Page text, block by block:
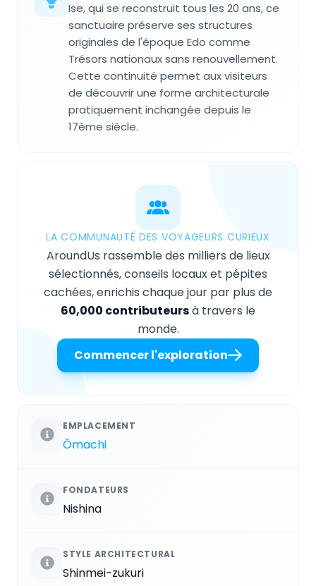
Ise, qui se reconstruit tous les 20 ans, ce
sanctuaire préserve ses structures
originales de l'époque Edo comme
Trésors nationaux sans renouvellement.
Cette continuité permet aux visiteurs
de découvrir une forme architecturale
pratiquement inchangée depuis le
17ème siècle.
LA COMMUNAUTÉ DES VOYAGEURS CURIEUX
AroundUs rassemble des milliers de lieux
sélectionnés, conseils locaux et pépites
cachées, enrichis chaque jour par plus de
60,000 contributeursà travers le
monde.
Commencer l'exploration
EMPLACEMENT
Ōmachi
FONDATEURS
Nishina
STYLE ARCHITECTURAL
Shinmei-zukuri